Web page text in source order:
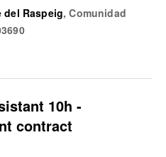
que todos se sienten
comparten...
del Raspeig,Comunidad
10h -
contract